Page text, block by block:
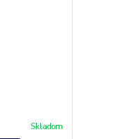
Skladom